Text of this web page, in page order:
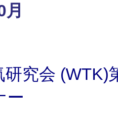
研究会 (WTK)
ー